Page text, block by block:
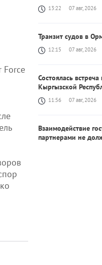
Force
13:22 07 авг, 2026
Транзит судов в
12:15 07 авг, 2026
Состоялась
Кыргызской
11:56 07 авг, 2026
Взаимодействие
партнерами не